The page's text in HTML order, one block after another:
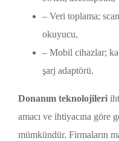
– Veri toplama;
okuyucu,
– Mobil cihazlar;
şarj adaptörü.
Donanım teknolojileri
amacı ve ihtiyacına göre
mümkündür. Firmaların